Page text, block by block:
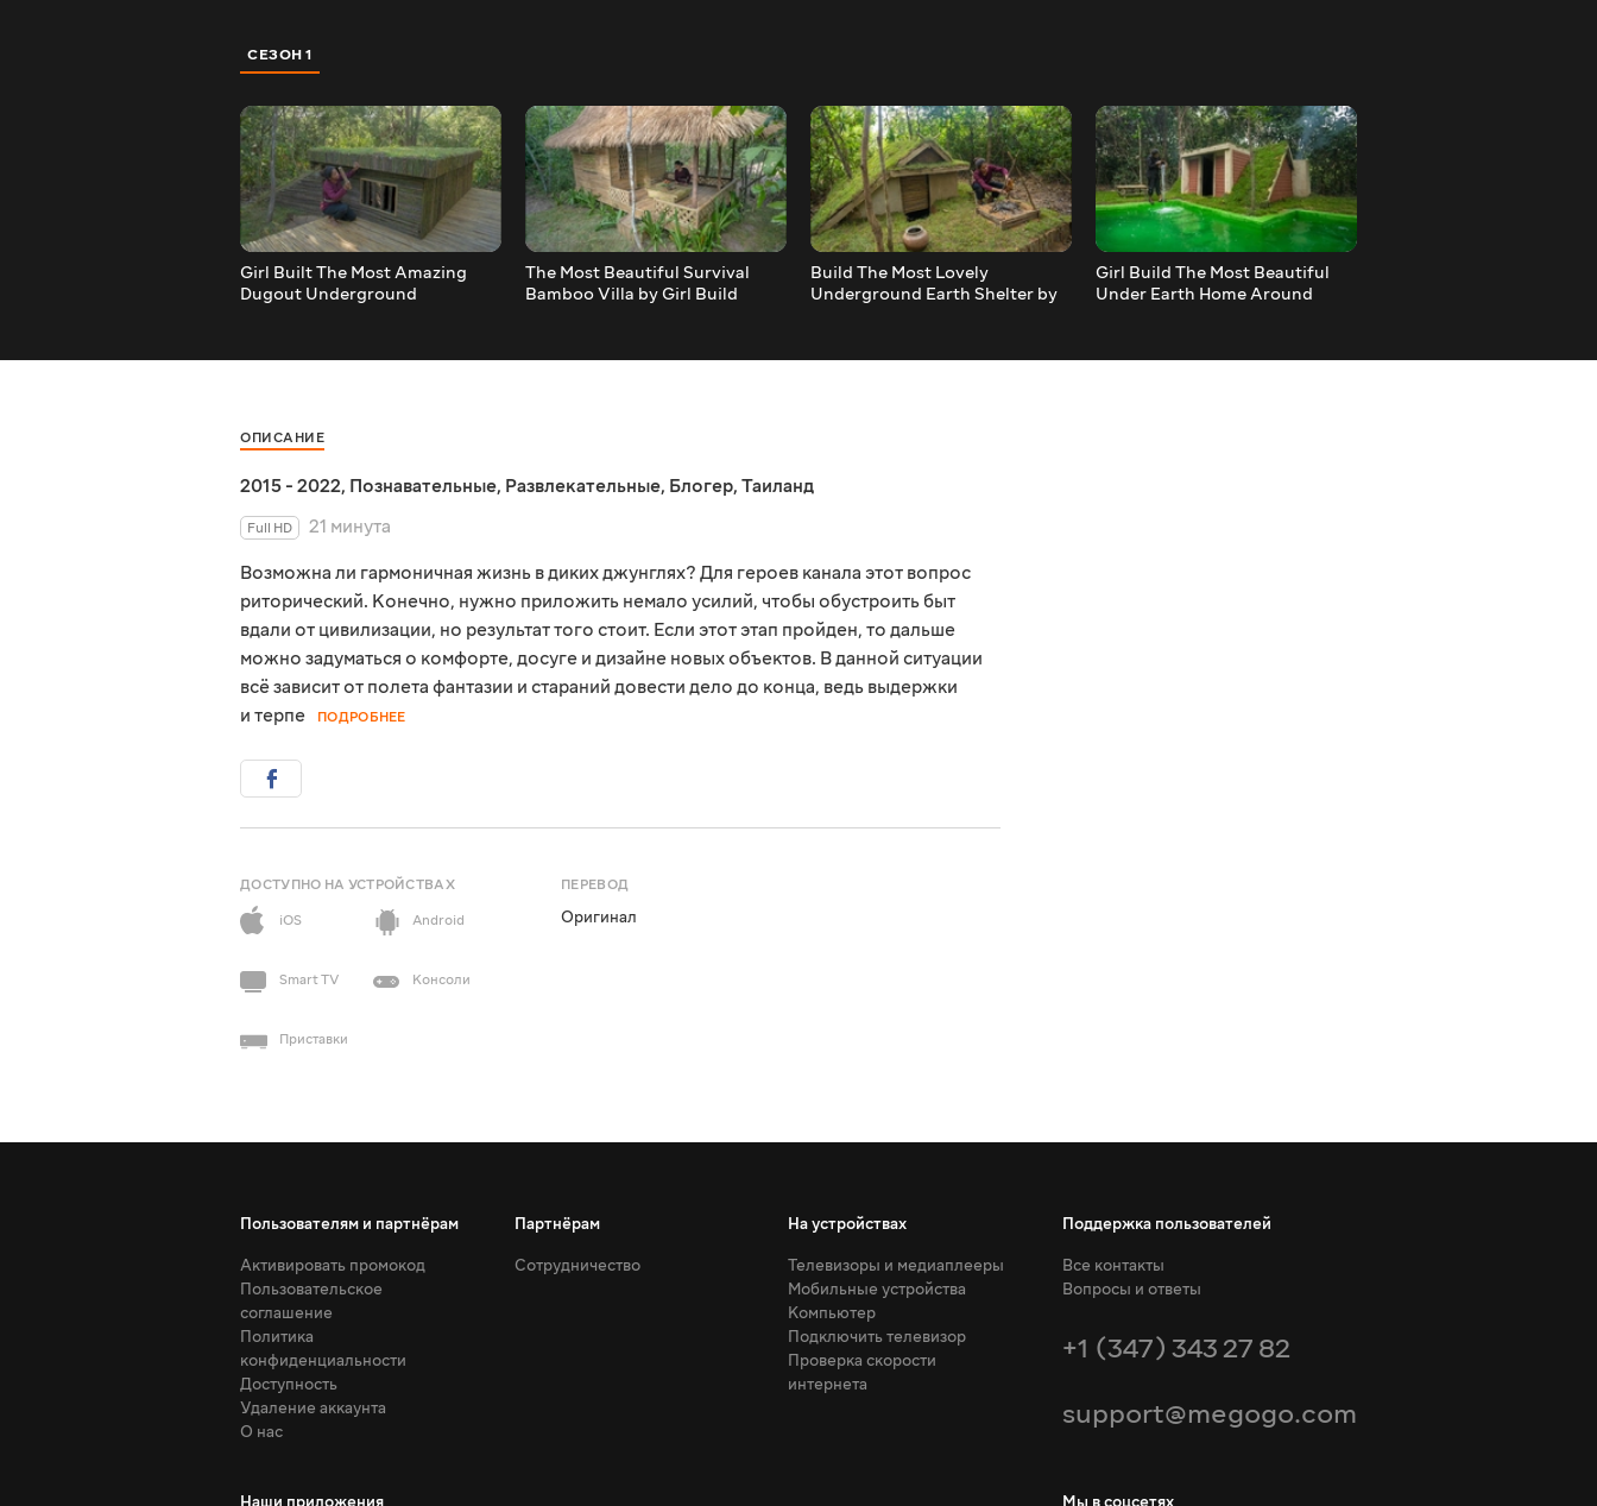
СЕЗОН 1
Girl Built The Most Amazing
Dugout Underground
The Most Beautiful Survival
Bamboo Villa by Girl Build
Build The Most Lovely
Underground Earth Shelter by
Girl Build The Most Beautiful
Under Earth Home Around
ОПИСАНИЕ
2015 - 2022, Познавательные, Развлекательные, Блогер, Таиланд
Full HD
21 минута
Возможна ли гармоничная жизнь в диких джунглях? Для героев канала этот вопрос
риторический. Конечно, нужно приложить немало усилий, чтобы обустроить быт
вдали от цивилизации, но результат того стоит. Если этот этап пройден, то дальше
можно задуматься о комфорте, досуге и дизайне новых объектов. В данной ситуации
всё зависит от полета фантазии и стараний довести дело до конца, ведь выдержки
и терпе
ПОДРОБНЕЕ
ДОСТУПНО НА УСТРОЙСТВАХ
iOS
Android
Smart TV Консоли
Приставки
ПЕРЕВОД
Оригинал
Пользователям и партнёрам
Активировать промокод
Пользовательское
соглашение
Политика
конфиденциальности
Доступность
Удаление аккаунта
О нас
Партнёрам
Сотрудничество
На устройствах
Телевизоры и медиаплееры
Мобильные устройства
Компьютер
Подключить телевизор
Проверка скорости
интернета
Поддержка пользователей
Все контакты
Вопросы и ответы
+1 (347) 343 27 82
support@megogo.com